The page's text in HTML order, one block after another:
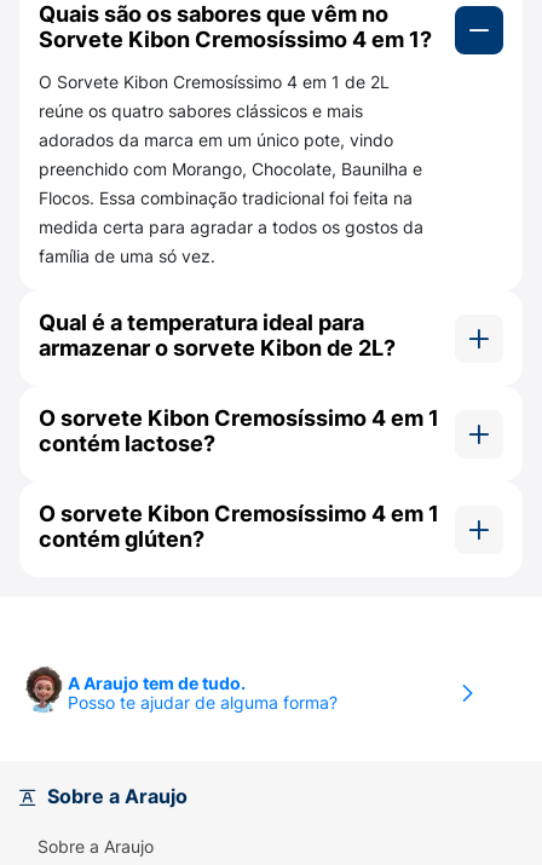
Quais são os sabores que vêm no
Sorvete Kibon Cremosíssimo 4 em 1?
O Sorvete Kibon Cremosíssimo 4 em 1 de 2L
reúne os quatro sabores clássicos e mais
adorados da marca em um único pote, vindo
preenchido com Morango, Chocolate, Baunilha e
Flocos. Essa combinação tradicional foi feita na
medida certa para agradar a todos os gostos da
família de uma só vez.
Qual é a temperatura ideal para
armazenar o sorvete Kibon de 2L?
congelador ou freezer doméstico a uma
temperatura de -18°C ou mais fria. Essa
aerada, a cremosidade e a integridade dos
quatro sabores.
O sorvete Kibon Cremosíssimo 4 em 1
contém lactose?
derivados (como o soro de leite), sendo um
alimento que possui lactose naturalmente em
O sorvete Kibon Cremosíssimo 4 em 1
contém glúten?
alergênicos impressa na embalagem do lote
vigente antes do consumo.
A Araujo tem de tudo.
Posso te ajudar de alguma forma?
Sobre a Araujo
Sobre a Araujo